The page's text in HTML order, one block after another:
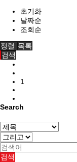
초기화
날짜순
조회순
정렬 목록
검색
1
Search
검색